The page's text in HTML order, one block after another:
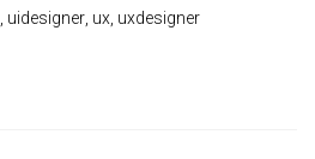
, uidesigner, ux, uxdesigner